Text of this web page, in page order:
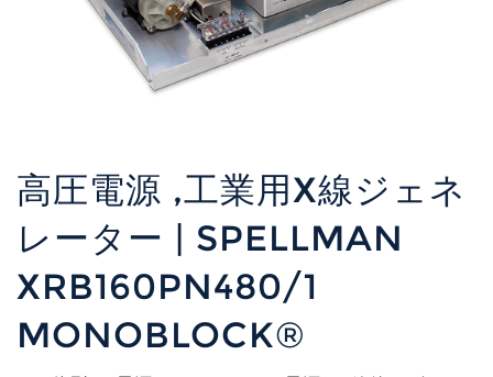
高圧電源 ,工業用X線ジェネ
レーター | SPELLMAN
XRB160PN480/1
MONOBLOCK®